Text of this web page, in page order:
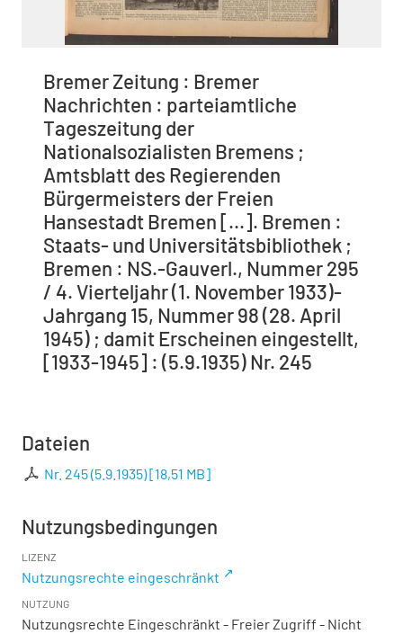
Bremer Zeitung : Bremer
Nachrichten : parteiamtliche
Tageszeitung der
Nationalsozialisten Bremens ;
Amtsblatt des Regierenden
Bürgermeisters der Freien
Hansestadt Bremen [...]. Bremen :
Staats- und Universitätsbibliothek ;
Bremen : NS.-Gauverl., Nummer 295
/ 4. Vierteljahr (1. November 1933)-
Jahrgang 15, Nummer 98 (28. April
1945) ; damit Erscheinen eingestellt,
[1933-1945] : (5.9.1935) Nr. 245
Dateien
Nr. 245 (5.9.1935)[18,51 MB]
Nutzungsbedingungen
LIZENZ
Nutzungsrechte eingeschränkt
NUTZUNG
Nutzungsrechte Eingeschränkt - Freier Zugriff - Nicht